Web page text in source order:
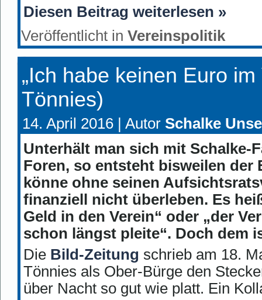
Diesen Beitrag weiterlesen »
Veröffentlicht in Vereinspolitik
„Ich habe keinen Euro
Tönnies)
14. April 2016 | Autor Schalke
Unterhält man sich mit Schalke-
Foren, so entsteht bisweilen der
könne ohne seinen
finanziell nicht überleben. Es
Geld in den Verein“ oder „der
schon längst pleite“. Doch dem
Die Bild-Zeitung schrieb am 18.
Tönnies als Ober-Bürge den
über Nacht so gut wie platt. Ein